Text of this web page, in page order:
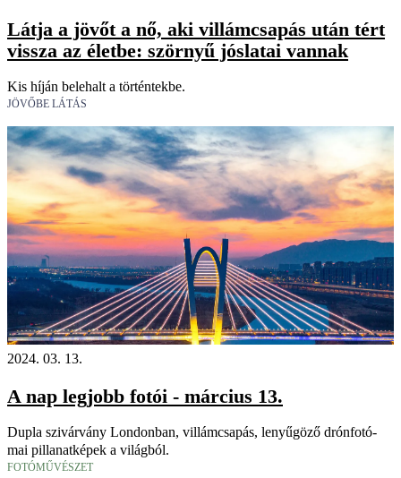
Látja a jövőt a nő, aki villámcsapás után tért
vissza az életbe: szörnyű jóslatai vannak
Kis híján belehalt a történtekbe.
JÖVŐBE LÁTÁS
2024. 03. 13.
A nap legjobb fotói - március 13.
Dupla szivárvány Londonban, villámcsapás, lenyűgöző drónfotó-
mai pillanatképek a világból.
FOTÓMŰVÉSZET